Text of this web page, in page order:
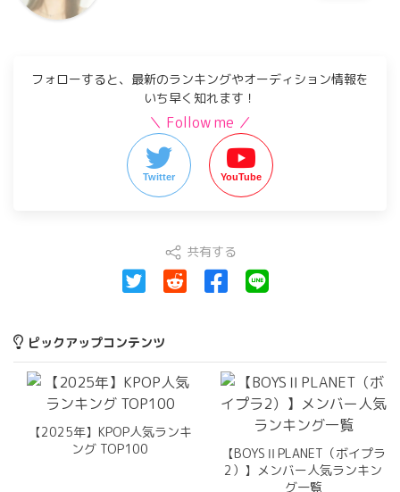
フォローすると、最新のランキングやオーディション情報を
いち早く知れます！
＼ Follow me ／
Twitter YouTube
共有する
ピックアップコンテンツ
【2025年】KPOP人気ランキ
ング TOP100
【BOYSⅡPLANET（ボイプラ
2）】メンバー人気ランキン
グ一覧